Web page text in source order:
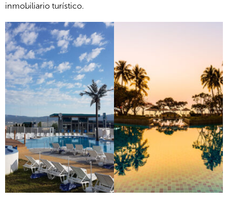
inmobiliario turístico.